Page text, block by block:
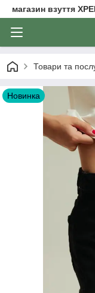
магазин взуття
Товари та
Новинка